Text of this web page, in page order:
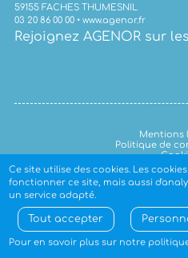
Ce site utilise des cookies. Les
fonctionner ce site, mais aussi
un service adapté.
Tout accepter
Pour en savoir plus sur notre
59155 FACHES THUMESNIL
03 20 86 00 00 • www.agenor.fr
Rejoignez AGENOR sur
Mentions
Politique de
Copyright ©2026- AGENOR